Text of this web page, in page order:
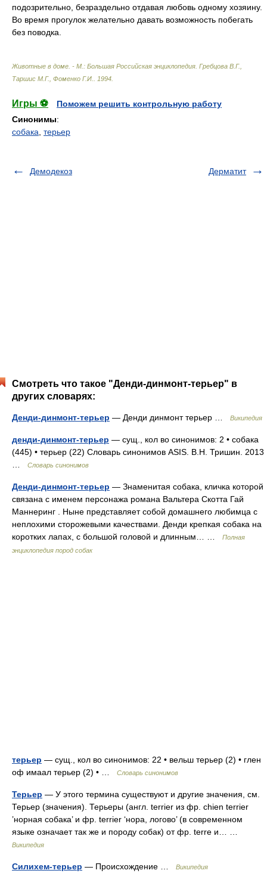
подозрительно, безраздельно отдавая любовь одному хозяину.
Во время прогулок желательно давать возможность побегать
без поводка.
Животные в доме. - М.: Большая Российская энциклопедия Гребцова В.Г.,
Таршис М.Г., Фоменко Г.И.
1994
Игры ⚽
Поможем решить контрольную работу
Синонимы:
собака терьер
Демодекоз Дерматит
Смотреть что такое "Денди-динмонт-терьер" в
других словарях:
Денди-динмонт-терьер — Денди динмонт терьер … Википедия
денди-динмонт-терьер — сущ., кол во синонимов: 2 • собака
(445) • терьер (22) Словарь синонимов ASIS. В.Н. Тришин. 2013
Словарь синонимов
Денди-динмонт-терьер — Знаменитая собака, кличка которой
связана с именем персонажа романа Вальтера Скотта Гай
Маннеринг . Ныне представляет собой домашнего любимца с
неплохими сторожевыми качествами. Денди крепкая собака на
коротких лапах, с большой головой и длинным… …
Полная
энциклопедия пород собак
терьер — сущ., кол во синонимов: 22 • вельш терьер (2) • глен
оф имаал терьер (2) • …
Словарь синонимов
Терьер — У этого термина существуют и другие значения, см.
Терьер (значения). Терьеры (англ. terrier из фр. chien terrier
’норная собака’ и фр. terrier ‘нора, логово’ (в современном
языке означает так же и породу собак) от фр. terre и… …
Википедия
Силихем-терьер — Происхождение … Википедия